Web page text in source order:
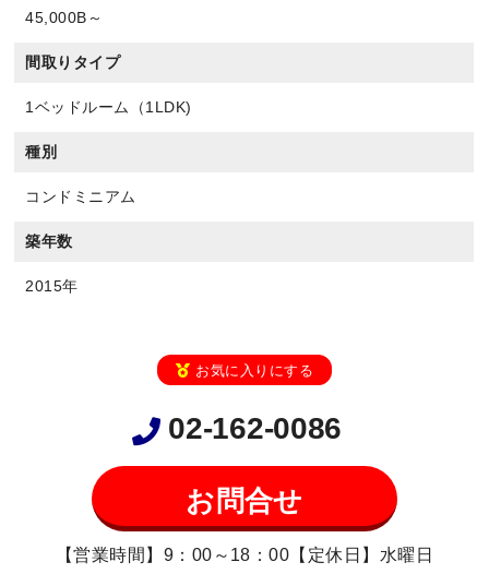
45,000B～
間取りタイプ
1ベッドルーム（1LDK)
種別
コンドミニアム
築年数
2015年
お気に入りにする
02-162-0086
お問合せ
【営業時間】9：00～18：00【定休日】水曜日